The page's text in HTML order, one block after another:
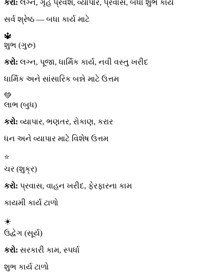
કરો: લગ્ન, ગૃહ પ્રવેશ, વ્યાપાર, પ્રવાસ, બધા શુભ કાર્ય
સર્વ શ્રેષ્ઠ — બધા કાર્ય માટે
🔱
શુભ (ગુરુ)
કરો: લગ્ન, પૂજા, ધાર્મિક કાર્ય, નવી વસ્તુ ખરીદ
ધાર્મિક અને સાંસારિક બન્ને માટે ઉત્તમ
💚
લાભ (બુધ)
કરો: વ્યાપાર, ભણતર, રોકાણ, કરાર
ધન અને વ્યાપાર માટે વિશેષ ઉત્તમ
⭐
ચર (શુક્ર)
કરો: પ્રવાસ, વાહન ખરીદ, ફેરફારના કામ
કાયમી કાર્ય ટાળો
☀️
ઉદ્વેગ (સૂર્ય)
કરો: સરકારી કામ, સ્પર્ધા
શુભ કાર્ય ટાળો